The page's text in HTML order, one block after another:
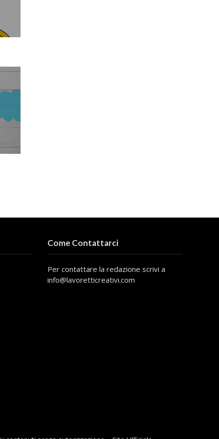
Come Contattarci
Per contattare la redazione scrivi a
info@lavoretticreativi.com